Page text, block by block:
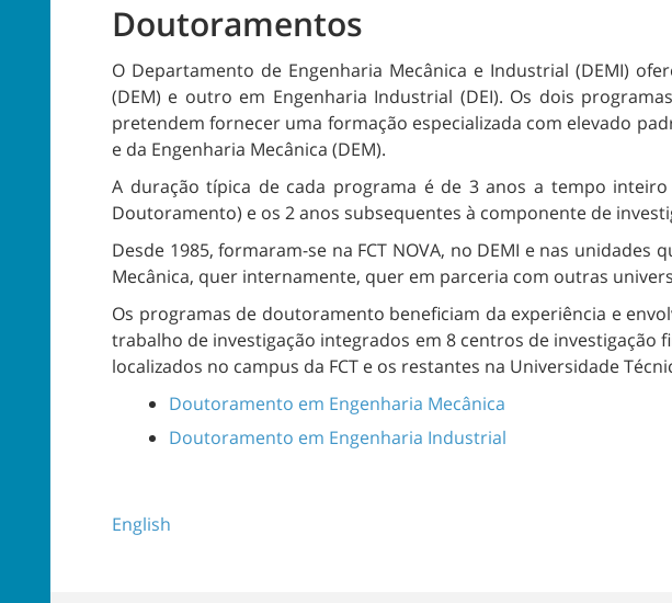
Doutoramentos
O Departamento de Engenharia Mecânica e Industrial (DEMI)
(DEM) e outro em Engenharia Industrial (DEI). Os dois
pretendem fornecer uma formação especializada com elevado
e da Engenharia Mecânica (DEM).
A duração típica de cada programa é de 3 anos a tempo
Doutoramento) e os 2 anos subsequentes à componente de
Desde 1985, formaram-se na FCT NOVA, no DEMI e nas
Mecânica, quer internamente, quer em parceria com outras
Os programas de doutoramento beneficiam da experiência e
trabalho de investigação integrados em 8 centros de investigação
localizados no campus da FCT e os restantes na Universidade
Doutoramento em Engenharia Mecânica
Doutoramento em Engenharia Industrial
English